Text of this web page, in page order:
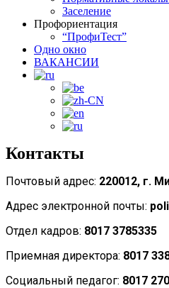
Заселение
Профориентация
“ПрофиТест”
Одно окно
ВАКАНСИИ
Контакты
Почтовый адрес: 220012, г.
Адрес электронной почты:
Отдел кадров: 8017 3785335
Приемная директора: 8017
Социальный педагог: 8017